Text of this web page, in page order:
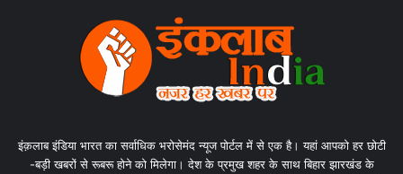
इंक़लाब इंडिया भारत का सर्वाधिक भरोसेमंद न्यूज पोर्टल में से एक है। यहां आपको हर छोटी
-बड़ी खबरों से रूबरू होने को मिलेगा। देश के प्रमुख शहर के साथ बिहार झारखंड के